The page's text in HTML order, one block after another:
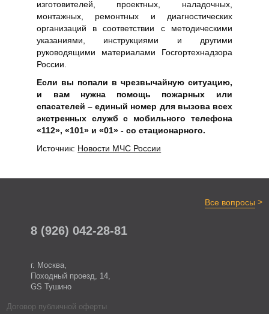
изготовителей, проектных, наладочных,
монтажных, ремонтных и диагностических
организаций в соответствии с методическими
указаниями, инструкциями и другими
руководящими материалами Госгортехнадзора
России.
Если вы попали в чрезвычайную ситуацию,
и вам нужна помощь пожарных или
спасателей – единый номер для вызова всех
экстренных служб с мобильного телефона
«112», «101» и «01» - со стационарного.
Источник: Новости МЧС России
Все вопросы >
8 (926) 042-28-81
г. Москва,
Походный проезд, 14,
GS Тушино
Договор публичной оферты